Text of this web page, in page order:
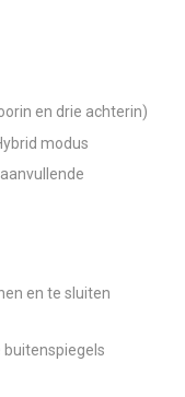
en drie achterin)
modus
en te sluiten